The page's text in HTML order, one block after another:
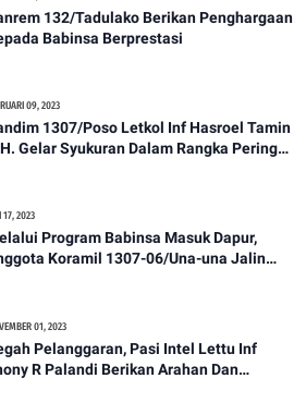
132/Tadulako Berikan Penghargaan
Babinsa Berprestasi
09, 2023
1307/Poso Letkol Inf Hasroel Tamin
Gelar Syukuran Dalam Rangka Peringati
17, 2023
Program Babinsa Masuk Dapur,
Koramil 1307-06/Una-una Jalin
01, 2023
Pelanggaran, Pasi Intel Lettu Inf
R Palandi Berikan Arahan Dan